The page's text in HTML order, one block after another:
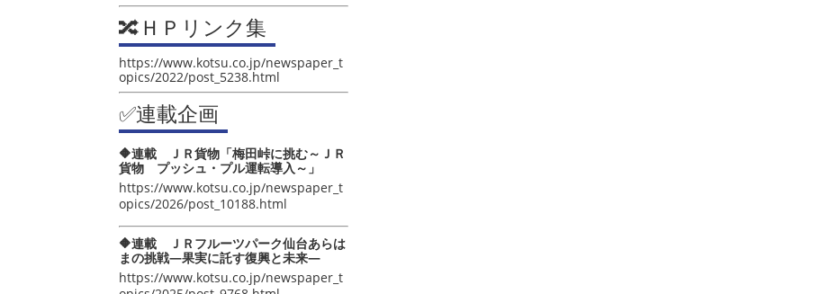
🔀ＨＰリンク集
https://www.kotsu.co.jp/newspaper_t
opics/2022/post_5238.html
✅連載企画
🔶連載 ＪＲ貨物「梅田峠に挑む～ＪＲ
貨物 プッシュ・プル運転導入～」
https://www.kotsu.co.jp/newspaper_t
opics/2026/post_10188.html
🔶連載 ＪＲフルーツパーク仙台あらは
まの挑戦―果実に託す復興と未来―
https://www.kotsu.co.jp/newspaper_t